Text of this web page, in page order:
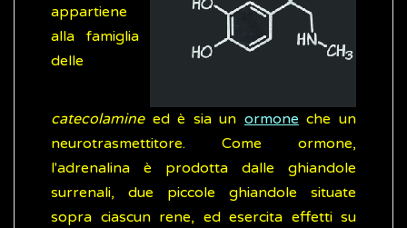
appartiene
alla famiglia
delle
catecolamineed è sia un ormone che un
neurotrasmettitore. Come ormone,
l'adrenalina è prodotta dalle ghiandole
surrenali, due piccole ghiandole situate
sopra ciascun rene, ed esercita effetti su